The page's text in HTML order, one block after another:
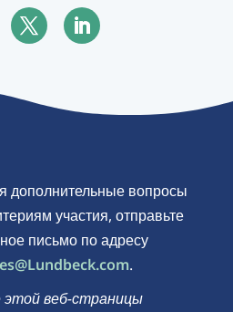
дополнительные вопросы
участия, отправьте
письмо по адресу
.
веб-страницы